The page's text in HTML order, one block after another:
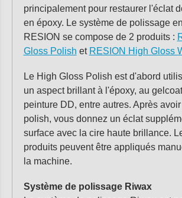
principalement pour restaurer l'éclat
en époxy. Le système de polissage
RESION se compose de 2 produits :
Gloss Polish et RESION High Gloss
Le High Gloss Polish est d'abord
un aspect brillant à l'époxy, au
peinture DD, entre autres. Après
polish, vous donnez un éclat
surface avec la cire haute brillance.
produits peuvent être appliqués
la machine.
Système de polissage Riwax